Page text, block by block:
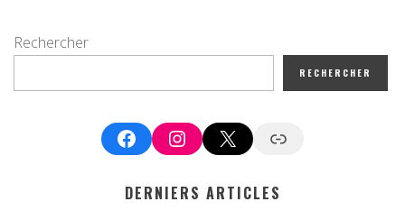
Rechercher
RECHERCHER
FacebookInstagram
X Google News
DERNIERS ARTICLES